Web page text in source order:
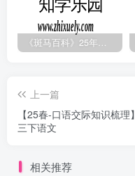
《斑马百科》25年最新30科全套高清视频
上一篇
【25春-口语交际知识梳理】
三下语文
相关推荐